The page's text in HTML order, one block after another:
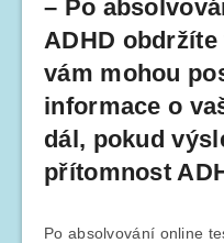
– Po
ADHD
vám mohou
informace o
dál, pokud
přítomnost
Po absolvování online